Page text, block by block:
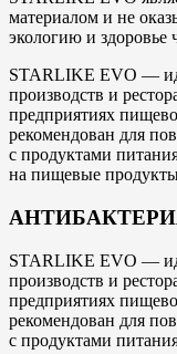
материалом и не
экологию и здоровье
STARLIKE EVO —
производств и
предприятиях
рекомендован для
с продуктами
на пищевые
STARLIKE EVO —
производств и
предприятиях
рекомендован для
с продуктами